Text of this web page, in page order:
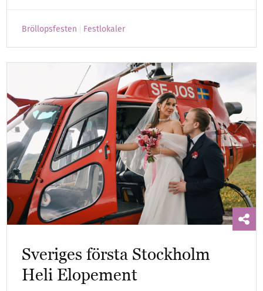
Bröllopsfesten Festlokaler
Sveriges första Stockholm
Heli Elopement